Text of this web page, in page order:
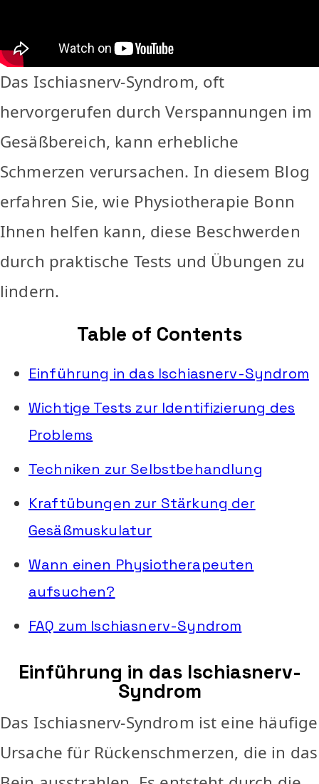
Das Ischiasnerv-Syndrom, oft
hervorgerufen durch Verspannungen im
Gesäßbereich, kann erhebliche
Schmerzen verursachen. In diesem Blog
erfahren Sie, wie Physiotherapie Bonn
Ihnen helfen kann, diese Beschwerden
durch praktische Tests und Übungen zu
lindern.
Table of Contents
Einführung in das Ischiasnerv-Syndrom
Wichtige Tests zur Identifizierung des
Problems
Techniken zur Selbstbehandlung
Kraftübungen zur Stärkung der
Gesäßmuskulatur
Wann einen Physiotherapeuten
aufsuchen?
FAQ zum Ischiasnerv-Syndrom
Einführung in das Ischiasnerv-
Syndrom
Das Ischiasnerv-Syndrom ist eine häufige
Ursache für Rückenschmerzen, die in das